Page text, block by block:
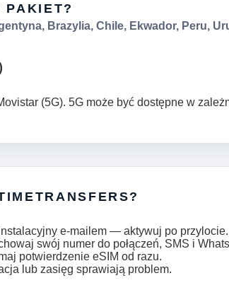
PAKIET?
Brazylia, Chile, Ekwador, Peru,
(5G). 5G może być dostępne w
e-mailem — aktywuj po przylocie.
swój numer do połączeń, SMS i
potwierdzenie eSIM od razu.
lub zasięg sprawiają problem.